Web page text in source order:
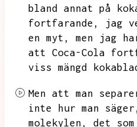
bland annat på
fortfarande,
jag
en myt,
men jag
att Coca-Cola
viss mängd
Men att man
inte hur man
molekylen,
det